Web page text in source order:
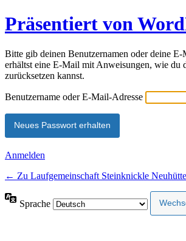
Präsentiert von
Bitte gib deinen Benutzernamen oder deine
erhältst eine E-Mail mit Anweisungen, wie du
zurücksetzen kannst.
Benutzername oder E-Mail-Adresse
Anmelden
← Zu Laufgemeinschaft Steinknickle
Sprache